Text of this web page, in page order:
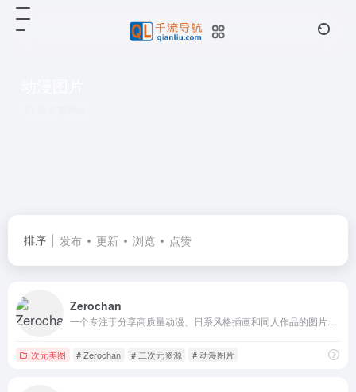
排序 发布 更新 浏览 点赞
Zerochan
次元美图 # Zerochan # 二次元资源 # 动漫图片